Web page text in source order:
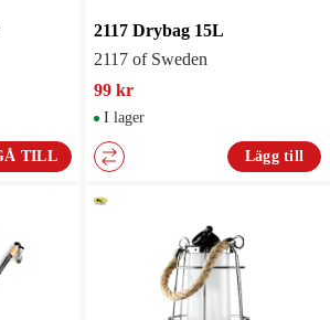
TILL
2117 Drybag 15L
2117 of Sweden
99 kr
I lager
Lägg till